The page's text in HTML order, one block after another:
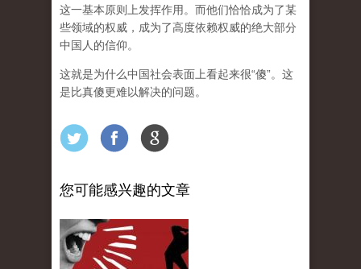
这一基本原则上发挥作用。而他们恰恰成为了某
些领域的权威，成为了高度依赖权威的绝大部分
中国人的信仰。
这就是为什么中国社会表面上看起来很“傻”。这
是比真傻更难以解决的问题。
您可能感兴趣的文章